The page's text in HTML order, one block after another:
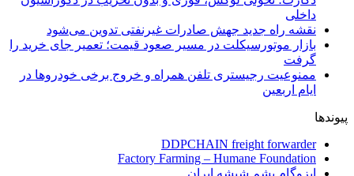
داخلی
نقشه راه جدید جهش صادرات غیرنفتی تدوین می‌شود
بازار موتورسیکلت در مسیر صعود قیمت؛ تعمیر جای خرید را
گرفت
ممنوعیت رجیستری تلفن همراه و خروج برخی خودروها در
ایام اربعین
پیوندها
DDPCHAIN freight forwarder
Factory Farming – Humane Foundation
ایزوگام پشم شیشه ایران